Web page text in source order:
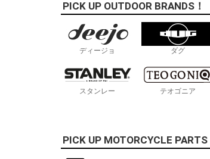
PICK UP OUTDOOR BRANDS！
ディージョ ダグ
スタンレー テオゴニア
PICK UP MOTORCYCLE PARTS